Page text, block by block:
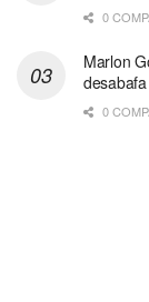
0
Marlon
0